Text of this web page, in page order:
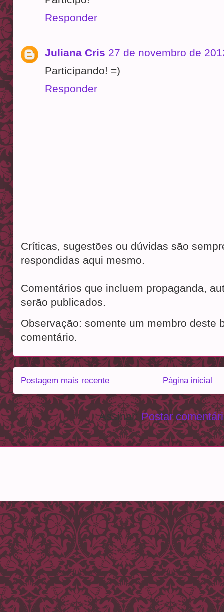
Responder
Juliana Cris 27 de novembro de
Participando! =)
Responder
Críticas, sugestões ou dúvidas são
respondidas aqui mesmo.
Comentários que incluem propaganda,
serão publicados.
Observação: somente um membro deste
comentário.
Postagem mais recente Página inicial
Assinar: Postar